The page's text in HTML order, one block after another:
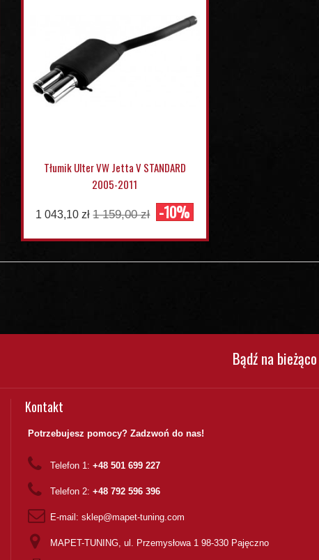
Tłumik Ulter VW Jetta V STANDARD
2005-2011
1 043,10 zł 1 159,00 zł -10%
Bądź na bieżąco
Kontakt
Potrzebujesz pomocy? Zadzwoń do nas!
Telefon 1: +48 501 699 227
Telefon 2: +48 792 596 396
E-mail: sklep@mapet-tuning.com
MAPET-TUNING, ul. Przemysłowa 1 98-330 Pajęczno